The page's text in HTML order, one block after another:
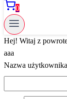
0
Hej! Witaj z
aaa
Nazwa